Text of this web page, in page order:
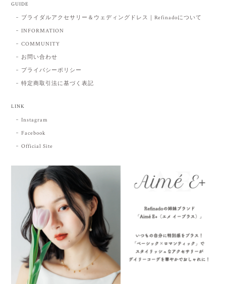
GUIDE
ブライダルアクセサリー＆ウェディングドレス｜Refinadoについて
INFORMATION
COMMUNITY
お問い合わせ
プライバシーポリシー
特定商取引法に基づく表記
LINK
Instagram
Facebook
Official Site